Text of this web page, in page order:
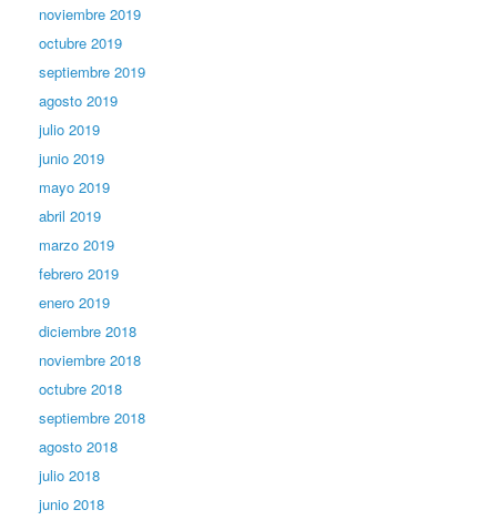
noviembre 2019
octubre 2019
septiembre 2019
agosto 2019
julio 2019
junio 2019
mayo 2019
abril 2019
marzo 2019
febrero 2019
enero 2019
diciembre 2018
noviembre 2018
octubre 2018
septiembre 2018
agosto 2018
julio 2018
junio 2018